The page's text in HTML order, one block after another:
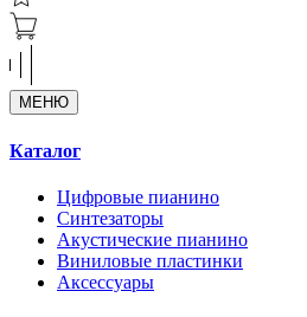
МЕНЮ
Каталог
Цифровые пианино
Синтезаторы
Акустические пианино
Виниловые пластинки
Аксессуары